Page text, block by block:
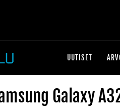
UUTISET
Galaxy